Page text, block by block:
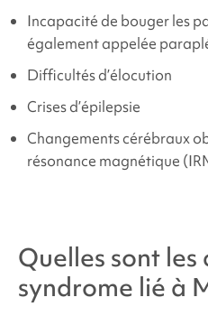
Incapacité de bouger les
également appelée
Difficultés d’élocution
Crises d’épilepsie
Changements cérébraux
résonance magnétique
Quelles sont les
syndrome lié à